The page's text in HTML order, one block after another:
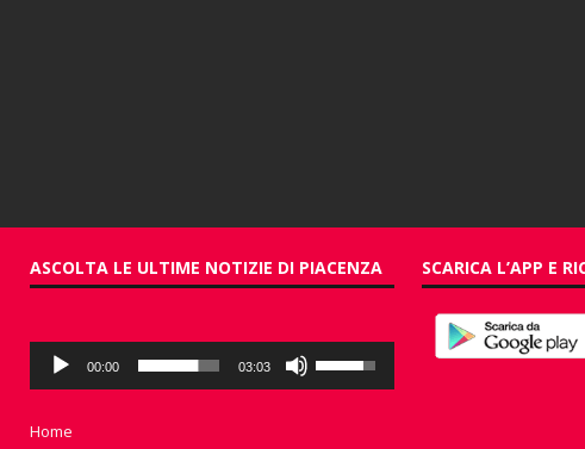
ASCOLTA LE ULTIME NOTIZIE DI PIACENZA
Audio
Player
00:00 03:03
i
Home
SCARICA L’APP E